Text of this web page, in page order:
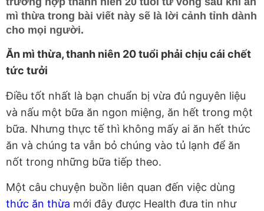
mì thừa trong bài viết này sẽ là lời cảnh tỉnh dành
cho mọi người.
Ăn mì thừa, thanh niên 20 tuổi phải chịu cái chết
tức tưởi
Điều tốt nhất là bạn chuẩn bị vừa đủ nguyên liệu
và nấu một bữa ăn ngon miệng, ăn hết trong một
bữa. Nhưng thực tế thì không mấy ai ăn hết thức
ăn và chúng ta vẫn bỏ chúng vào tủ lạnh để ăn
nốt trong những bữa tiếp theo.
Một câu chuyện buồn liên quan đến việc dùng
thức ăn thừa mới đây được Health đưa tin như